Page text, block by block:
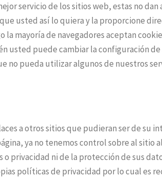
servicio de los sitios web, estas no dan
usted así lo quiera y la proporcione
la mayoría de navegadores aceptan
usted puede cambiar la configuración
no pueda utilizar algunos de nuestros
a otros sitios que pudieran ser de su
ya no tenemos control sobre al sitio
privacidad ni de la protección de sus
políticas de privacidad por lo cual es